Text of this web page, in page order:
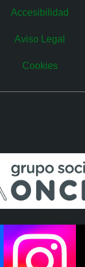
Accesibilidad
Aviso Legal
Cookies